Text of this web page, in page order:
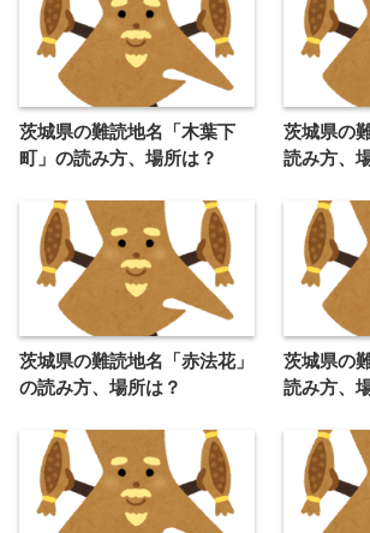
茨城県の難読地名「木葉下
町」の読み方、場所は？
茨城県の
読み方、
茨城県の難読地名「赤法花」
の読み方、場所は？
茨城県の
読み方、